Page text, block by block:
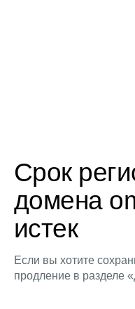
Срок
домена
истек
Если вы хотите
продление в разделе